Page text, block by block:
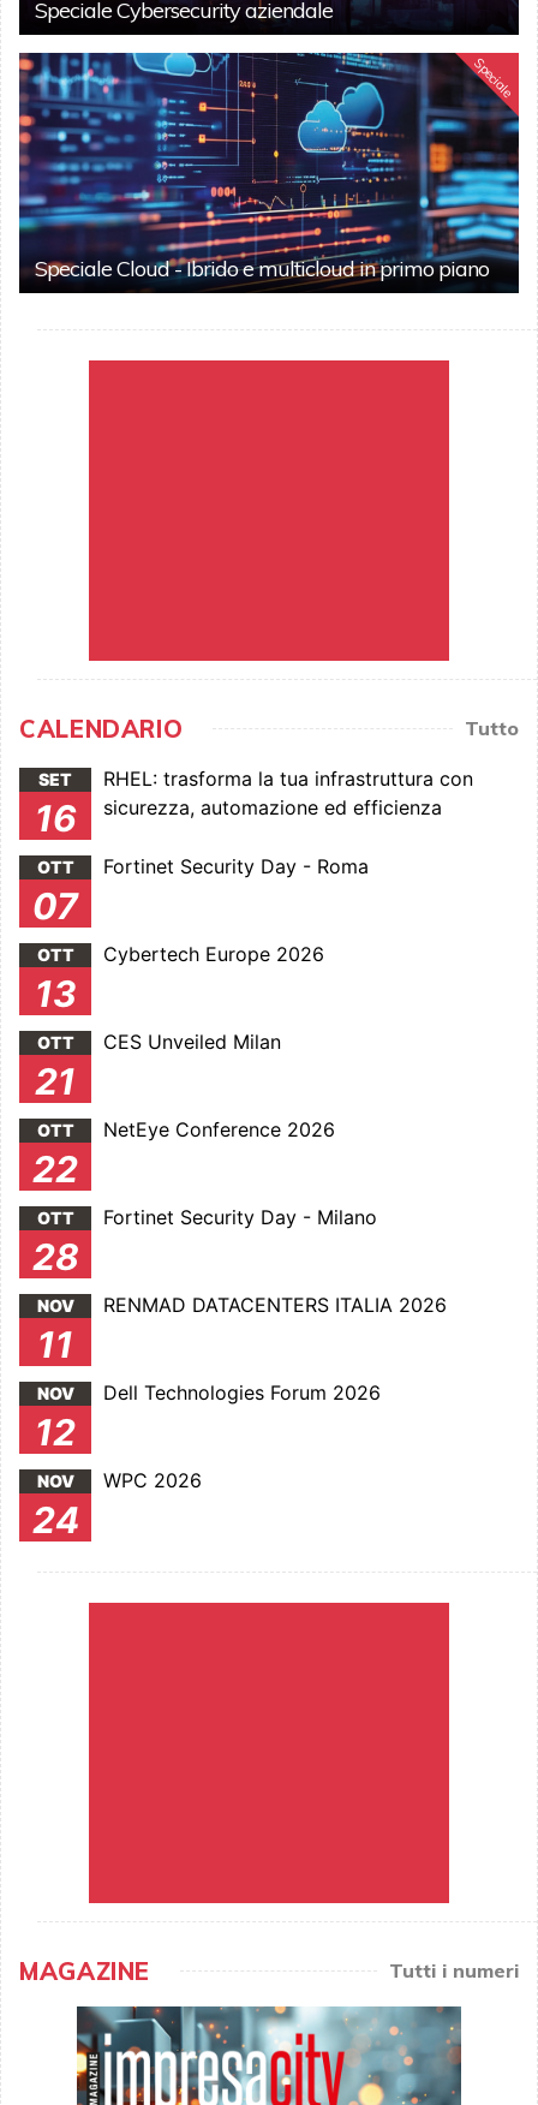
Speciale Cybersecurity aziendale
Speciale
Speciale Cloud - Ibrido e multicloud in primo piano
CALENDARIO Tutto
SET
16
RHEL: trasforma la tua infrastruttura con
sicurezza, automazione ed efficienza
OTT
07
Fortinet Security Day - Roma
OTT
13
Cybertech Europe 2026
OTT
21
CES Unveiled Milan
OTT
22
NetEye Conference 2026
OTT
28
Fortinet Security Day - Milano
NOV
11
RENMAD DATACENTERS ITALIA 2026
NOV
12
Dell Technologies Forum 2026
NOV
24
WPC 2026
MAGAZINE Tutti i numeri